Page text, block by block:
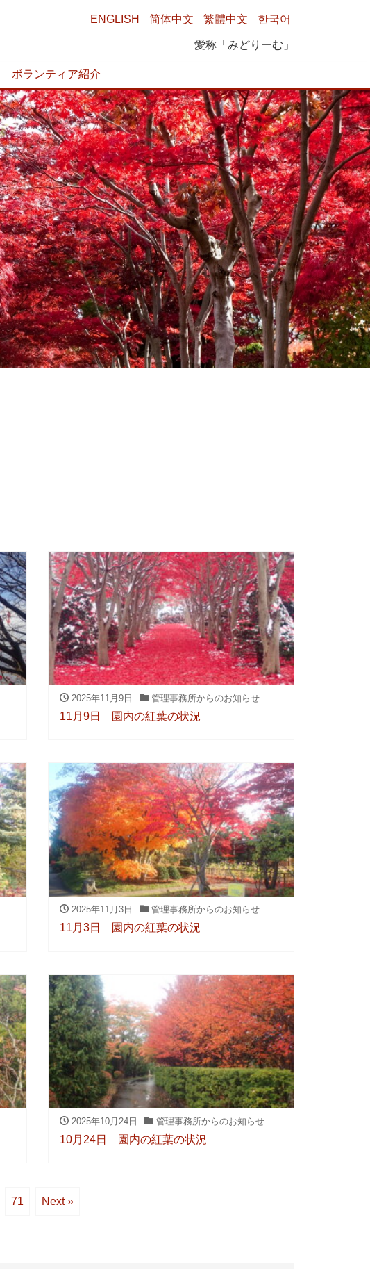
ENGLISH 简体中文 繁體中文 한국어
愛称「みどりーむ」
ボランティア紹介
2025年11月9日 管理事務所からのお知らせ
11月9日 園内の紅葉の状況
2025年11月3日 管理事務所からのお知らせ
11月3日 園内の紅葉の状況
2025年10月24日 管理事務所からのお知らせ
10月24日 園内の紅葉の状況
71 Next »